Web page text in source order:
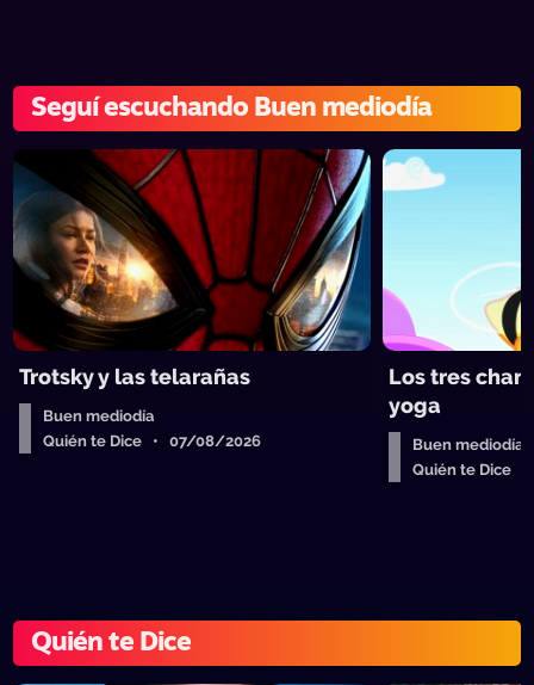
Seguí escuchando Buen mediodía
Trotsky y las telarañas
Buen mediodía
Quién te Dice • 07/08/2026
Los tres
yoga
Buen mediodía
Quién te Dice
Quién te Dice